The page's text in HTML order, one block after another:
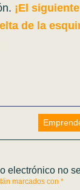
¡El
de la
electrónico no
marcados con *